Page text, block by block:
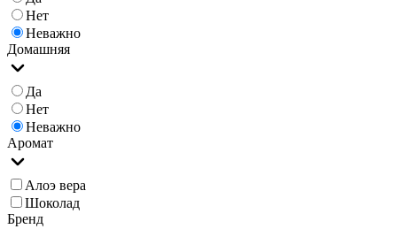
Нет
Неважно
Домашняя
Да
Нет
Неважно
Аромат
Алоэ вера
Шоколад
Бренд